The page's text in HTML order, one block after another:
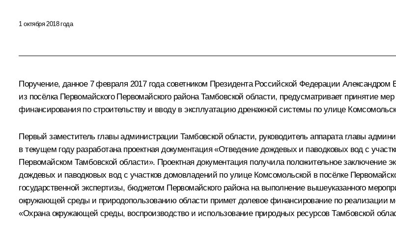
1 октября 2018 года
Поручение, данное 7 февраля 2017 года советником Президента Российской Федерации
из посёлка Первомайского Первомайского района Тамбовской области, предусматривает принятие
финансирования по строительству и вводу в эксплуатацию дренажной системы по улице
Первый заместитель главы администрации Тамбовской области, руководитель аппарата главы
в текущем году разработана проектная документация «Отведение дождевых и паводковых вод с
Первомайском Тамбовской области». Проектная документация получила положительное заключение
дождевых и паводковых вод с участков домовладений по улице Комсомольской в посёлке
государственной экспертизы, бюджетом Первомайского района на выполнение вышеуказанного
окружающей среды и природопользованию области примет долевое финансирование по реализации
«Охрана окружающей среды, воспроизводство и использование природных ресурсов Тамбовской